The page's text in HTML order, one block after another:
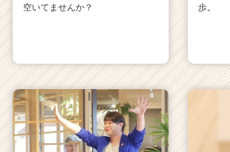
空いてませんか？
歩。